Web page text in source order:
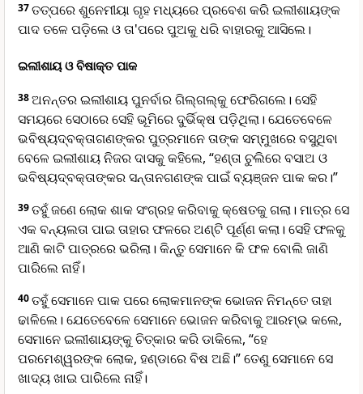
37ତତ୍ପରେ ଶୁନେମୀୟା ଗୃହ ମଧ୍ୟରେ ପ୍ରବେଶ କରି ଇଲୀଶାୟଙ୍କ
ପାଦ ତଳେ ପଡ଼ିଲେ ଓ ତା'ପରେ ପୁଅକୁ ଧରି ବାହାରକୁ ଆସିଲେ।
ଇଲୀଶାୟ ଓ ବିଷାକ୍ତ ପାକ
38ଅନନ୍ତର ଇଲୀଶାୟ ପୁନର୍ବାର ଗି‌ଲ୍‌‌‌ଗ‌ଲ୍‌‌‌କୁ ଫେରିଗଲେ। ସେହି
ସମୟରେ ସେଠାରେ ସେହି ଭୂମିରେ ଦୁର୍ଭିକ୍ଷ ପଡ଼ିଥିଲା। ଯେତେବେଳେ
ଭବିଷ୍ୟ‌ଦ୍‌ବକ୍ତାଗଣଙ୍କର ପୁତ୍ରମାନେ ତାଙ୍କ ସମ୍ମୁଖରେ ବସୁଥିବା
ବେଳେ ଇଲୀଶାୟ ନିଜର ଦାସକୁ କହିଲେ, “ହଣ୍ତା ଚୁଲିରେ ବସାଅ ଓ
ଭବିଷ୍ୟ‌ଦ୍‌ବକ୍ତାଙ୍କର ସନ୍ତାନଗଣଙ୍କ ପାଇଁ ବ୍ୟଞ୍ଜନ ପାକ କର।”
39ତହୁଁ ଜଣେ ଲୋକ ଶାକ ସଂଗ୍ରହ କରିବାକୁ କ୍ଷେତକୁ ଗଲା। ମାତ୍ର ସେ
ଏକ ବନ୍ୟଲତା ପାଇ ତାହାର ଫଳରେ ଅଣ୍ଟି ପୂର୍ଣ୍ଣ କଲା। ସେହି ଫଳକୁ
ଆଣି କାଟି ପାତ୍ରରେ ଭରିଲା। କିନ୍ତୁ ସେମାନେ କି ଫଳ ବୋଲି ଜାଣି
ପାରିଲେ ନାହିଁ।
40ତହୁଁ ସେମାନେ ପାକ ପରେ ଲୋକମାନଙ୍କ ଭୋଜନ ନିମନ୍ତେ ତାହା
ଢାଳିଲେ। ଯେତେବେଳେ ସେମାନେ ଭୋଜନ କରିବାକୁ ଆରମ୍ଭ କଲେ,
ସେମାନେ ଇଲୀଶାୟଙ୍କୁ ଚିତ୍କାର କରି ଡାକିଲେ, “ହେ
ପରମେଶ୍ୱରଙ୍କ ଲୋକ, ହଣ୍ଡାରେ ବିଷ ଅଛି।” ତେଣୁ ସେମାନେ ସେ
ଖାଦ୍ୟ ଖାଇ ପାରିଲେ ନାହିଁ।